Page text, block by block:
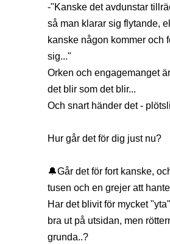
-"Kanske det avdunstar
så man klarar sig flytande,
kanske någon kommer och
sig..."
Orken och engagemanget
det blir som det blir...
Och snart händer det -
Hur går det för dig just nu?
🔔Går det för fort kanske,
tusen och en grejer att
Har det blivit för mycket
bra ut på utsidan, men
grunda..?